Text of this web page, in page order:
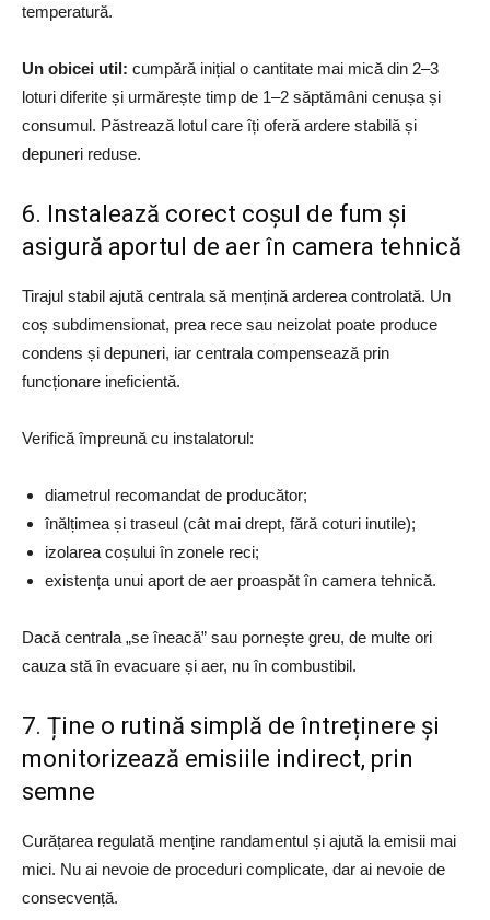
temperatură.
Un obicei util: cumpără inițial o cantitate mai mică din 2–3
loturi diferite și urmărește timp de 1–2 săptămâni cenușa și
consumul. Păstrează lotul care îți oferă ardere stabilă și
depuneri reduse.
6. Instalează corect coșul de fum și
asigură aportul de aer în camera tehnică
Tirajul stabil ajută centrala să mențină arderea controlată. Un
coș subdimensionat, prea rece sau neizolat poate produce
condens și depuneri, iar centrala compensează prin
funcționare ineficientă.
Verifică împreună cu instalatorul:
diametrul recomandat de producător;
înălțimea și traseul (cât mai drept, fără coturi inutile);
izolarea coșului în zonele reci;
existența unui aport de aer proaspăt în camera tehnică.
Dacă centrala „se îneacă” sau pornește greu, de multe ori
cauza stă în evacuare și aer, nu în combustibil.
7. Ține o rutină simplă de întreținere și
monitorizează emisiile indirect, prin
semne
Curățarea regulată menține randamentul și ajută la emisii mai
mici. Nu ai nevoie de proceduri complicate, dar ai nevoie de
consecvență.